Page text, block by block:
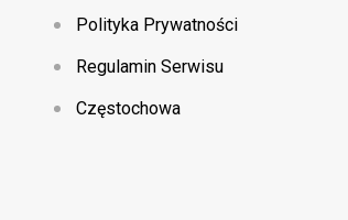
Polityka Prywatności
Regulamin Serwisu
Częstochowa